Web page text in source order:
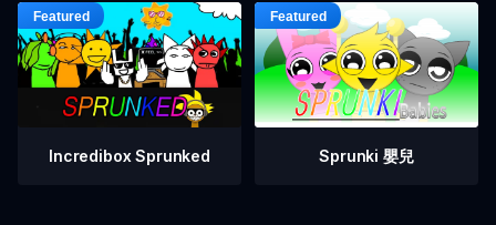
Incredibox Sprunked Sprunki 嬰兒